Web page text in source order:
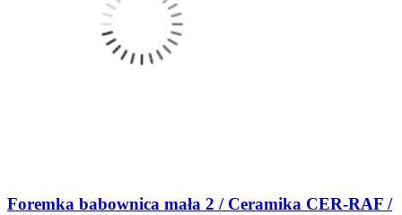
Foremka babownica mała 2 / Ceramika CER-RAF /